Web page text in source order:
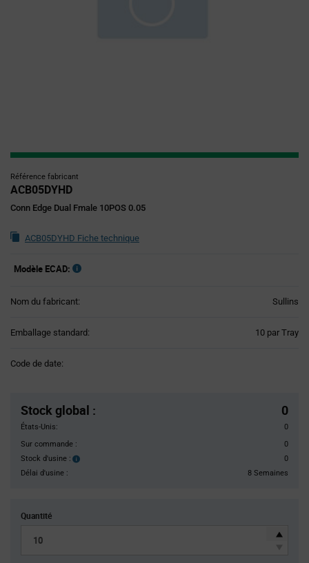
Référence fabricant
ACB05DYHD
Conn Edge Dual Fmale 10POS 0.05
ACB05DYHD Fiche technique
Modèle ECAD:
Nom du fabricant: Sullins
Emballage standard: 10 par Tray
Code de date:
Stock global : 0
États-Unis:
0
Sur commande :
0
Stock d'usine :
Stock
0
Délai d'usine :
8 Semaines
Quantité